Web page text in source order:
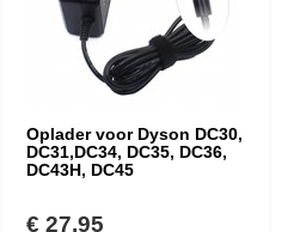
Oplader voor Dyson DC30,
DC31,DC34, DC35, DC36,
DC43H, DC45
€ 27,95